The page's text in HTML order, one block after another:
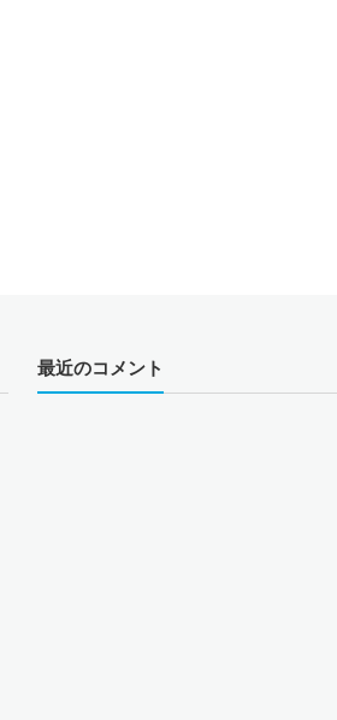
最近のコメント